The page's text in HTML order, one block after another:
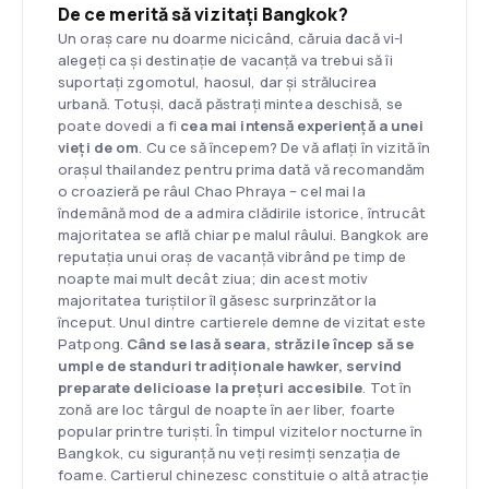
De ce merită să vizitați Bangkok?
Un oraș care nu doarme nicicând, căruia dacă vi-l
alegeți ca și destinație de vacanță va trebui să îi
suportați zgomotul, haosul, dar și strălucirea
urbană. Totuși, dacă păstrați mintea deschisă, se
poate dovedi a fi cea mai intensă experiență a unei
vieți de om. Cu ce să începem? De vă aflați în vizită în
orașul thailandez pentru prima dată vă recomandăm
o croazieră pe râul Chao Phraya – cel mai la
îndemână mod de a admira clădirile istorice, întrucât
majoritatea se află chiar pe malul râului. Bangkok are
reputația unui oraș de vacanță vibrând pe timp de
noapte mai mult decât ziua; din acest motiv
majoritatea turiștilor îl găsesc surprinzător la
început. Unul dintre cartierele demne de vizitat este
Patpong. Când se lasă seara, străzile încep să se
umple de standuri tradiționale hawker, servind
preparate delicioase la prețuri accesibile. Tot în
zonă are loc târgul de noapte în aer liber, foarte
popular printre turiști. În timpul vizitelor nocturne în
Bangkok, cu siguranță nu veți resimți senzația de
foame. Cartierul chinezesc constituie o altă atracție